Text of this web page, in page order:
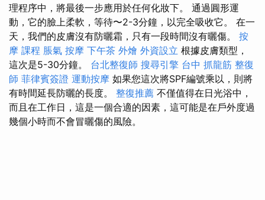
理程序中，將最後一步應用於任何化妝下。 通過圓形運
動，它的臉上柔軟，等待〜2-3分鐘，以完全吸收它。 在一
天，我們的皮膚沒有防曬霜，只有一段時間沒有曬傷。 按
摩 課程 脹氣 按摩 下午茶 外燴 外資設立 根據皮膚類型，
這次是5-30分鐘。 台北整復師 搜尋引擎 台中 抓龍筋 整復
師 菲律賓簽證 運動按摩 如果您這次將SPF編號乘以，則將
有時間延長防曬的長度。 整復推薦 不僅值得在日光浴中，
而且在工作日，這是一個合適的因素，這可能是在戶外度過
幾個小時而不會冒曬傷的風險。